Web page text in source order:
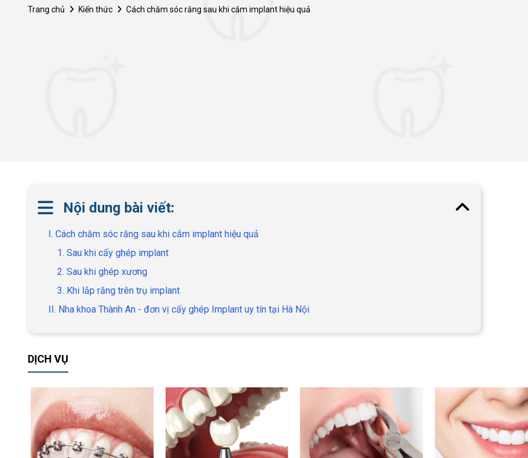
Trang chủ Kiến thức Cách chăm sóc răng sau khi cắm implant hiệu quả
Nội dung bài viết:
I. Cách chăm sóc răng sau khi cắm implant hiệu quả
1. Sau khi cấy ghép implant
2. Sau khi ghép xương
3. Khi lắp răng trên trụ implant
II. Nha khoa Thành An - đơn vị cấy ghép Implant uy tín tại Hà Nội
DỊCH VỤ